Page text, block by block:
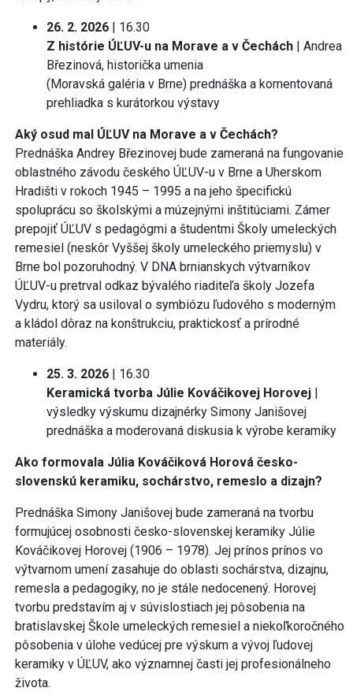
26. 2. 2026 | 16.30
Z histórie ÚĽUV-u na Morave a v Čechách | Andrea
Březinová, historička umenia
(Moravská galéria v Brne) prednáška a komentovaná
prehliadka s kurátorkou výstavy
Aký osud mal ÚĽUV na Morave a v Čechách?
Prednáška Andrey Březinovej bude zameraná na fungovanie
oblastného závodu českého ÚĽUV-u v Brne a Uherskom
Hradišti v rokoch 1945 – 1995 a na jeho špecifickú
spoluprácu so školskými a múzejnými inštitúciami. Zámer
prepojiť ÚĽUV s pedagógmi a študentmi Školy umeleckých
remesiel (neskôr Vyššej školy umeleckého priemyslu) v
Brne bol pozoruhodný. V DNA brnianskych výtvarníkov
ÚĽUV-u pretrval odkaz bývalého riaditeľa školy Jozefa
Vydru, ktorý sa usiloval o symbiózu ľudového s moderným
a kládol dôraz na konštrukciu, praktickosť a prírodné
materiály.
25. 3. 2026 | 16.30
Keramická tvorba Júlie Kováčikovej Horovej |
výsledky výskumu dizajnérky Simony Janišovej
prednáška a moderovaná diskusia k výrobe keramiky
Ako formovala Júlia Kováčiková Horová česko-
slovenskú keramiku, sochárstvo, remeslo a dizajn?
Prednáška Simony Janišovej bude zameraná na tvorbu
formujúcej osobnosti česko-slovenskej keramiky Júlie
Kováčikovej Horovej (1906 – 1978). Jej prínos prínos vo
výtvarnom umení zasahuje do oblasti sochárstva, dizajnu,
remesla a pedagogiky, no je stále nedocenený. Horovej
tvorbu predstavím aj v súvislostiach jej pôsobenia na
bratislavskej Škole umeleckých remesiel a niekoľkoročného
pôsobenia v úlohe vedúcej pre výskum a vývoj ľudovej
keramiky v ÚĽUV, ako významnej časti jej profesionálneho
života.